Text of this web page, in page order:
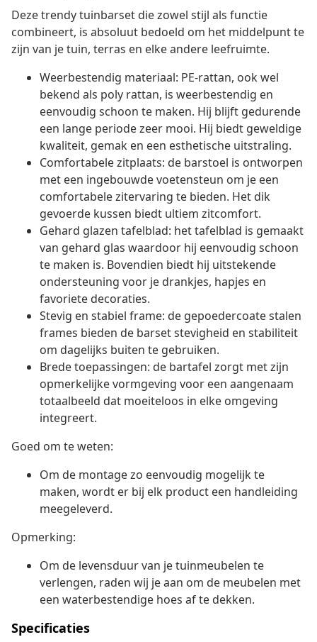
Deze trendy tuinbarset die zowel stijl als functie
combineert, is absoluut bedoeld om het middelpunt te
zijn van je tuin, terras en elke andere leefruimte.
Weerbestendig materiaal: PE-rattan, ook wel
bekend als poly rattan, is weerbestendig en
eenvoudig schoon te maken. Hij blijft gedurende
een lange periode zeer mooi. Hij biedt geweldige
kwaliteit, gemak en een esthetische uitstraling.
Comfortabele zitplaats: de barstoel is ontworpen
met een ingebouwde voetensteun om je een
comfortabele zitervaring te bieden. Het dik
gevoerde kussen biedt ultiem zitcomfort.
Gehard glazen tafelblad: het tafelblad is gemaakt
van gehard glas waardoor hij eenvoudig schoon
te maken is. Bovendien biedt hij uitstekende
ondersteuning voor je drankjes, hapjes en
favoriete decoraties.
Stevig en stabiel frame: de gepoedercoate stalen
frames bieden de barset stevigheid en stabiliteit
om dagelijks buiten te gebruiken.
Brede toepassingen: de bartafel zorgt met zijn
opmerkelijke vormgeving voor een aangenaam
totaalbeeld dat moeiteloos in elke omgeving
integreert.
Goed om te weten:
Om de montage zo eenvoudig mogelijk te
maken, wordt er bij elk product een handleiding
meegeleverd.
Opmerking:
Om de levensduur van je tuinmeubelen te
verlengen, raden wij je aan om de meubelen met
een waterbestendige hoes af te dekken.
Specificaties